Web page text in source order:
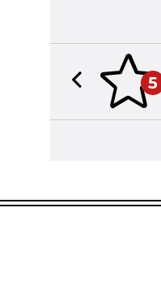
5
Previous slide